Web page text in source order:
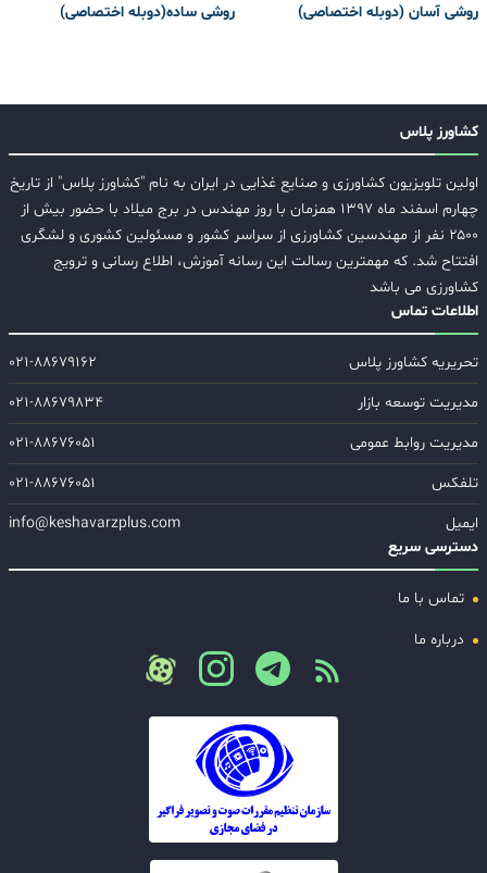
روشی آسان (دوبله اختصاصی)
روشی ساده(دوبله اختصاصی)
کشاورز پلاس
اولین تلویزیون کشاورزی و صنایع غذایی در ایران به نام "کشاورز پلاس" از تاریخ
چهارم اسفند ماه ۱۳۹۷ همزمان با روز مهندس در برج میلاد با حضور بیش از
۲۵۰۰ نفر از مهندسین کشاورزی از سراسر کشور و مسئولین کشوری و لشگری
افتتاح شد. که مهمترین رسالت این رسانه آموزش، اطلاع رسانی و ترویج
کشاورزی می باشد
اطلاعات تماس
تحریریه کشاورز پلاس
۰۲۱-۸۸۶۷۹۱۶۲
مدیریت توسعه بازار
۰۲۱-۸۸۶۷۹۸۳۴
مدیریت روابط عمومی
۰۲۱-۸۸۶۷۶۰۵۱
تلفکس
۰۲۱-۸۸۶۷۶۰۵۱
ایمیل
info@keshavarzplus.com
دسترسی سریع
تماس با ما
درباره ما